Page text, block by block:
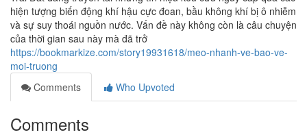
hiện tượng biến động khí hậu cực đoan, bầu không khí bị ô nhiễm
và sự suy thoái nguồn nước. Vấn đề này không còn là câu chuyện
của thời gian sau này mà đã trở
https://bookmarkize.com/story19931618/meo-nhanh-ve-bao-ve-
moi-truong
Comments
Who Upvoted
Comments